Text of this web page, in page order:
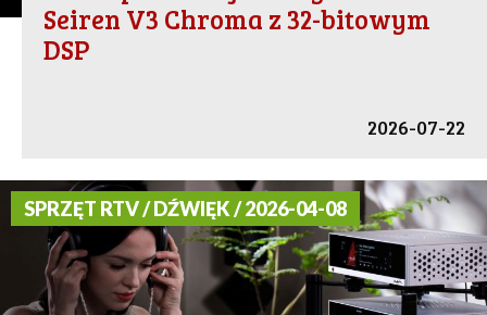
Seiren V3 Chroma z 32-bitowym
DSP
2026-07-22
SPRZĘT RTV / DŹWIĘK / 2026-04-08